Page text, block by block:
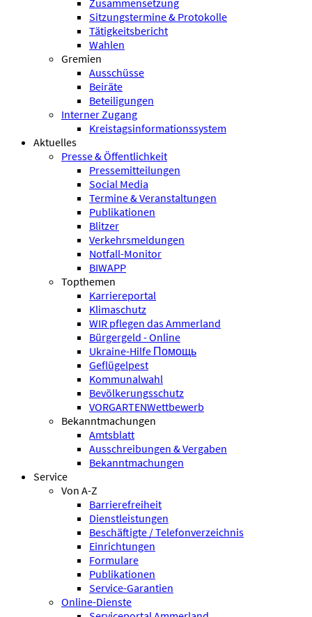
Zusammensetzung
Sitzungstermine & Protokolle
Tätigkeitsbericht
Wahlen
Gremien
Ausschüsse
Beiräte
Beteiligungen
Interner Zugang
Kreistagsinformationssystem
Aktuelles
Presse & Öffentlichkeit
Pressemitteilungen
Social Media
Termine & Veranstaltungen
Publikationen
Blitzer
Verkehrsmeldungen
Notfall-Monitor
BIWAPP
Topthemen
Karriereportal
Klimaschutz
WIR pflegen das Ammerland
Bürgergeld - Online
Ukraine-Hilfe Помощь
Geflügelpest
Kommunalwahl
Bevölkerungsschutz
VORGARTENWettbewerb
Bekanntmachungen
Amtsblatt
Ausschreibungen & Vergaben
Bekanntmachungen
Service
Von A-Z
Barrierefreiheit
Dienstleistungen
Beschäftigte / Telefonverzeichnis
Einrichtungen
Formulare
Publikationen
Service-Garantien
Online-Dienste